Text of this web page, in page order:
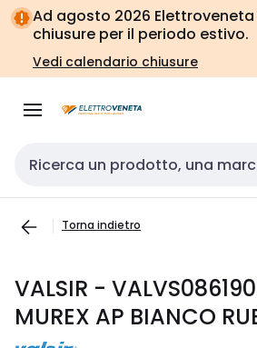
Vai alla
navigazione
Vai
alla
pagina
Ad agosto 2026
chiusure per il periodo estivo.
Vedi calendario chiusure
Cerca input
Torna indietro
VALSIR -
MUREX AP BIANCO